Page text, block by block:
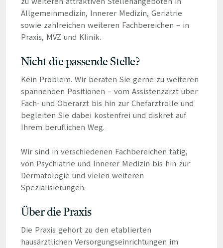
Allgemeinmedizin, Innerer Medizin, Geriatrie
sowie zahlreichen weiteren Fachbereichen – in
Praxis, MVZ und Klinik.
Nicht die passende Stelle?
Kein Problem. Wir beraten Sie gerne zu weiteren
spannenden Positionen – vom Assistenzarzt über
Fach- und Oberarzt bis hin zur Chefarztrolle und
begleiten Sie dabei kostenfrei und diskret auf
Ihrem beruflichen Weg.
Wir sind in verschiedenen Fachbereichen tätig,
von Psychiatrie und Innerer Medizin bis hin zur
Dermatologie und vielen weiteren
Spezialisierungen.
Über die Praxis
Die Praxis gehört zu den etablierten
hausärztlichen Versorgungseinrichtungen im